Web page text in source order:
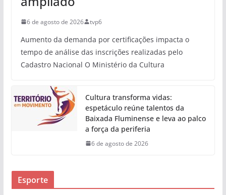
6 de agosto de 2026 tvp6
Aumento da demanda por certificações impacta o
tempo de análise das inscrições realizadas pelo
Cadastro Nacional O Ministério da Cultura
Cultura transforma vidas:
espetáculo reúne talentos da
Baixada Fluminense e leva ao palco
a força da periferia
6 de agosto de 2026
Esporte